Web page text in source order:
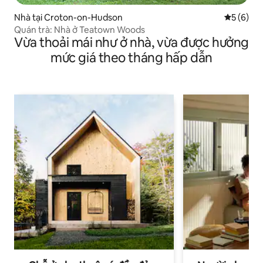
Nhà tại Croton-on-Hudson Xếp5 (6)
Quán trà: Nhà ở Teatown Woods
Vừa thoải mái như ở nhà, vừa được hưởng
mức giá theo tháng hấp dẫn